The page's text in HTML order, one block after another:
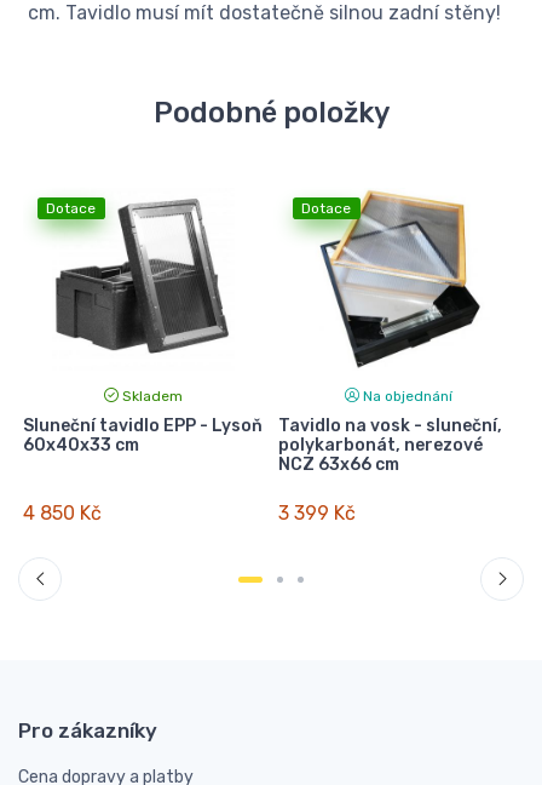
cm. Tavidlo musí mít dostatečně silnou zadní stěny!
Podobné položky
Dotace
Skladem
Sluneční tavidlo EPP - Lysoň
60x40x33 cm
4 850 Kč
Dotace
Na objednání
Tavidlo na vosk - sluneční,
polykarbonát, nerezové
NCZ 63x66 cm
3 399 Kč
Pro zákazníky
Cena dopravy a platby